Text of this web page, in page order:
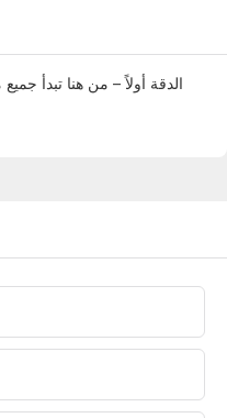
الدقة أولاً – من هنا تبدأ